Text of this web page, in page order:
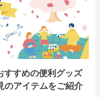
すすめの便利グッズ
のアイテムをご紹介